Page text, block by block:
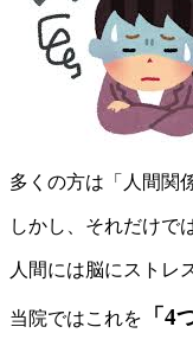
多くの方は「人間関
しかし、それだけで
人間には脳にストレ
当院ではこれを 「4